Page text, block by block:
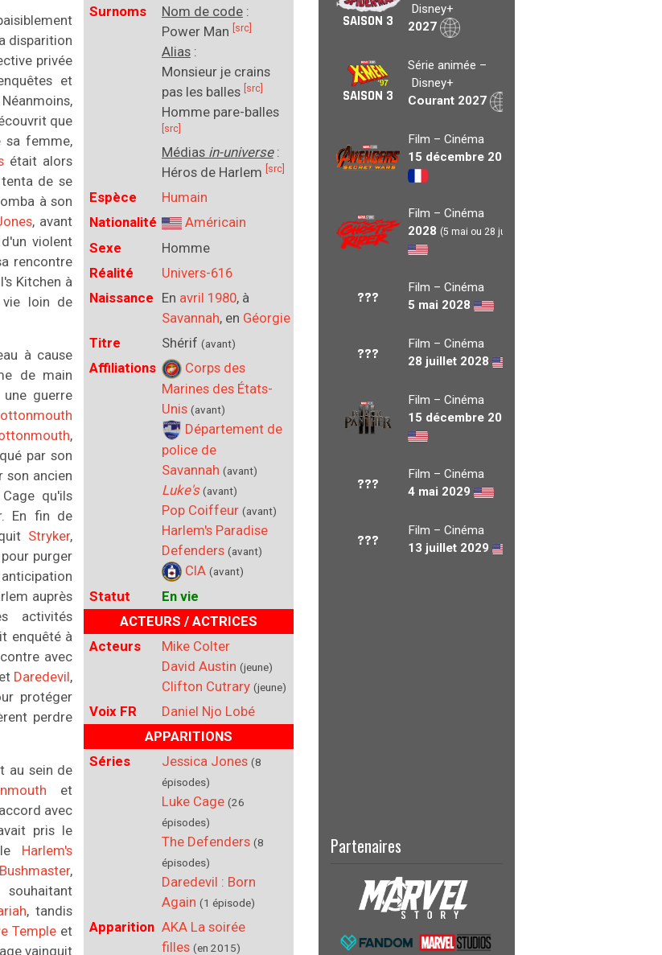
Surnoms Nom de code:
Power Man [src]
Alias:
Monsieur je crains
pas les balles [src]
Homme pare-balles
[src]
Médias in-universe:
Héros de Harlem [src]
Espèce
Humain
Nationalité
Américain
Sexe
Homme
Réalité
Univers-616
Naissance En avril 1980, à
Savannah, en Géorgie
Titre
Shérif (avant)
Affiliations
Corps des
Marines des États-
Unis (avant)
Département de
police de
Savannah (avant)
Luke's (avant)
Pop Coiffeur (avant)
Harlem's Paradise
Defenders (avant)
CIA (avant)
Statut
En vie
ACTEURS / ACTRICES
Acteurs
Mike Colter
David Austin (jeune)
Clifton Cutrary (jeune)
Voix FR
Daniel Njo Lobé
APPARITIONS
Séries
Jessica Jones (8
épisodes)
Luke Cage (26
épisodes)
The Defenders (8
épisodes)
Daredevil : Born
Again (1 épisode)
Apparition AKA La soirée
filles (en 2015)
disparition
privée
et
que
sa femme,
était alors
de se
à son
, avant
violent
rencontre
Kitchen à
vie loin de
à cause
de main
guerre
,
par son
son ancien
qu'ils
En fin de
Stryker,
purger
auprès
activités
enquêté à
avec
et Daredevil,
protéger
perdre
au sein de
et
avec
pris le
Harlem's
Bushmaster,
, tandis
Temple et
vainquit
SAISON 3
Disney+
2027
SAISON 3
Série animée –
Disney+
Courant 2027
Film – Cinéma
15 décembre 2027
Film – Cinéma
2028 (5 mai ou 28 juil.)
???
Film – Cinéma
5 mai 2028
???
Film – Cinéma
28 juillet 2028
Film – Cinéma
15 décembre 2028
???
Film – Cinéma
4 mai 2029
???
Film – Cinéma
13 juillet 2029
Partenaires